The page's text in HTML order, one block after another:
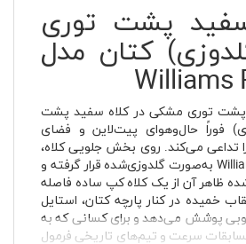
پشت توری
کتان مدل
Williams
پشت توری مشکی در کلاه سفید پشت
فوراً حال‌وهوای پیت‌لاین و فضای
تداعی می‌کند. روی بخش جلویی کلاه،
لوگوی Williams Racing F1 به‌صورت گلدوزی‌شده قرار گرفته و
ظاهر آن از یک کلاه کپ ساده فاصله
خمیده در کنار پارچه کتان، استایل
پوشش می‌دهد و برای کسانی که به
سرعت و تیم‌های تاریخی فرمول